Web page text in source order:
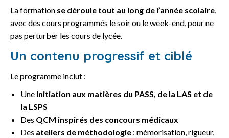
La formation se déroule tout au long de l’année scolaire,
avec des cours programmés le soir ou le week-end, pour ne
pas perturber les cours de lycée.
Un contenu progressif et ciblé
Le programme inclut :
Une initiation aux matières du PASS, de la LAS et de
la LSPS
Des QCM inspirés des concours médicaux
Des ateliers de méthodologie : mémorisation, rigueur,